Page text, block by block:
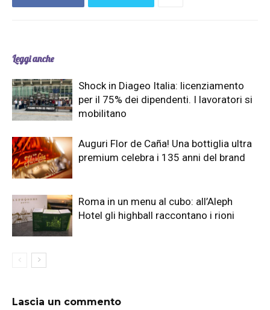
Leggi anche
Shock in Diageo Italia: licenziamento
per il 75% dei dipendenti. I lavoratori si
mobilitano
Auguri Flor de Caña! Una bottiglia ultra
premium celebra i 135 anni del brand
Roma in un menu al cubo: all’Aleph
Hotel gli highball raccontano i rioni
Lascia un commento